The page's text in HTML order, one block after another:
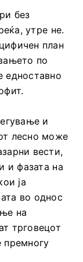
без
утре не.
план
по
едноставно
и
лесно може
вести,
и фазата на
ја
во однос
на
трговецот
премногу